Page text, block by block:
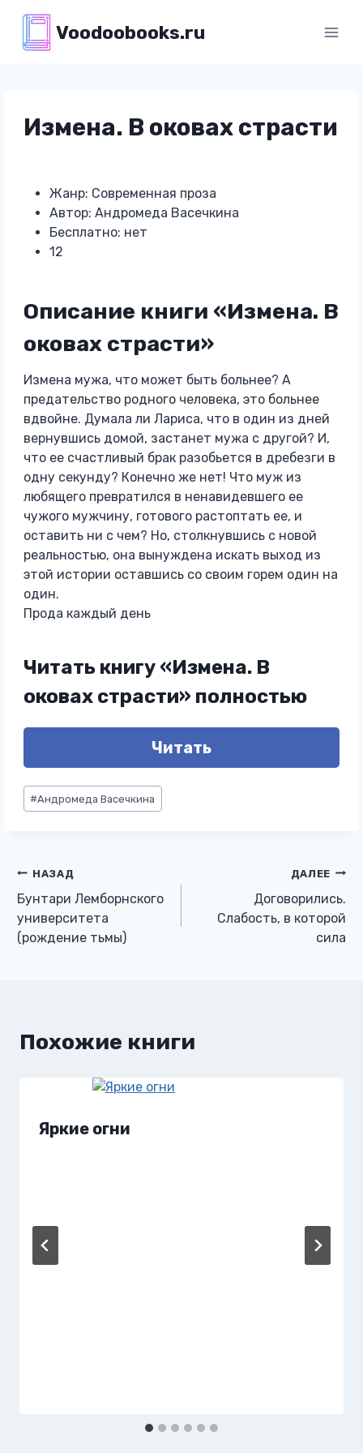
содержимому
Voodoobooks.ru
Измена. В оковах страсти
Жанр: Современная проза
Автор: Андромеда Васечкина
Бесплатно: нет
12
Описание книги «Измена. В
оковах страсти»
Измена мужа, что может быть больнее? А
предательство родного человека, это больнее
вдвойне. Думала ли Лариса, что в один из дней
вернувшись домой, застанет мужа с другой? И,
что ее счастливый брак разобьется в дребезги в
одну секунду? Конечно же нет! Что муж из
любящего превратился в ненавидевшего ее
чужого мужчину, готового растоптать ее, и
оставить ни с чем? Но, столкнувшись с новой
реальностью, она вынуждена искать выход из
этой истории оставшись со своим горем один на
один.
Прода каждый день
Читать книгу «Измена. В
оковах страсти» полностью
Читать
Метки
записи:
#Андромеда Васечкина
Навигация
по
записям
НАЗАД
Бунтари Лемборнского
университета
(рождение тьмы)
ДАЛЕЕ
Договорились.
Слабость, в которой
сила
Похожие книги
Яркие огни